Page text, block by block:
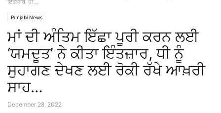
ਇੰਤਜ਼ਾਰ, ਧੀ...
Punjabi News
ਮਾਂ ਦੀ ਅੰਤਿਮ ਇੱਛਾ ਪੂਰੀ ਕਰਨ ਲਈ
‘ਯਮਦੂਤ’ ਨੇ ਕੀਤਾ ਇੰਤਜ਼ਾਰ, ਧੀ ਨੂੰ
ਸੁਹਾਗਣ ਦੇਖਣ ਲਈ ਰੋਕੀ ਰੱਖੇ ਆਖ਼ਰੀ
ਸਾਹ…
December 28, 2022